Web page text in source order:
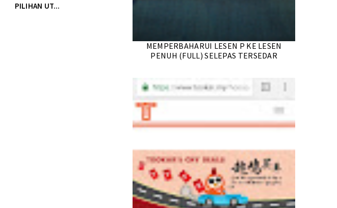
PILIHAN UT...
MEMPERBAHARUI LESEN P KE LESEN
PENUH (FULL) SELEPAS TERSEDAR